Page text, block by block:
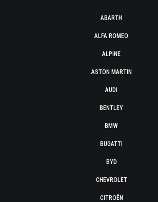
ABARTH
ALFA ROMEO
ALPINE
ASTON MARTIN
AUDI
BENTLEY
BMW
BUGATTI
BYD
CHEVROLET
CITROËN